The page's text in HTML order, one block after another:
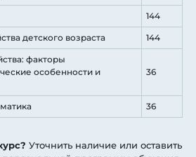
144
детского возраста 144
факторы
особенности и
36
36
Уточнить наличие или оставить